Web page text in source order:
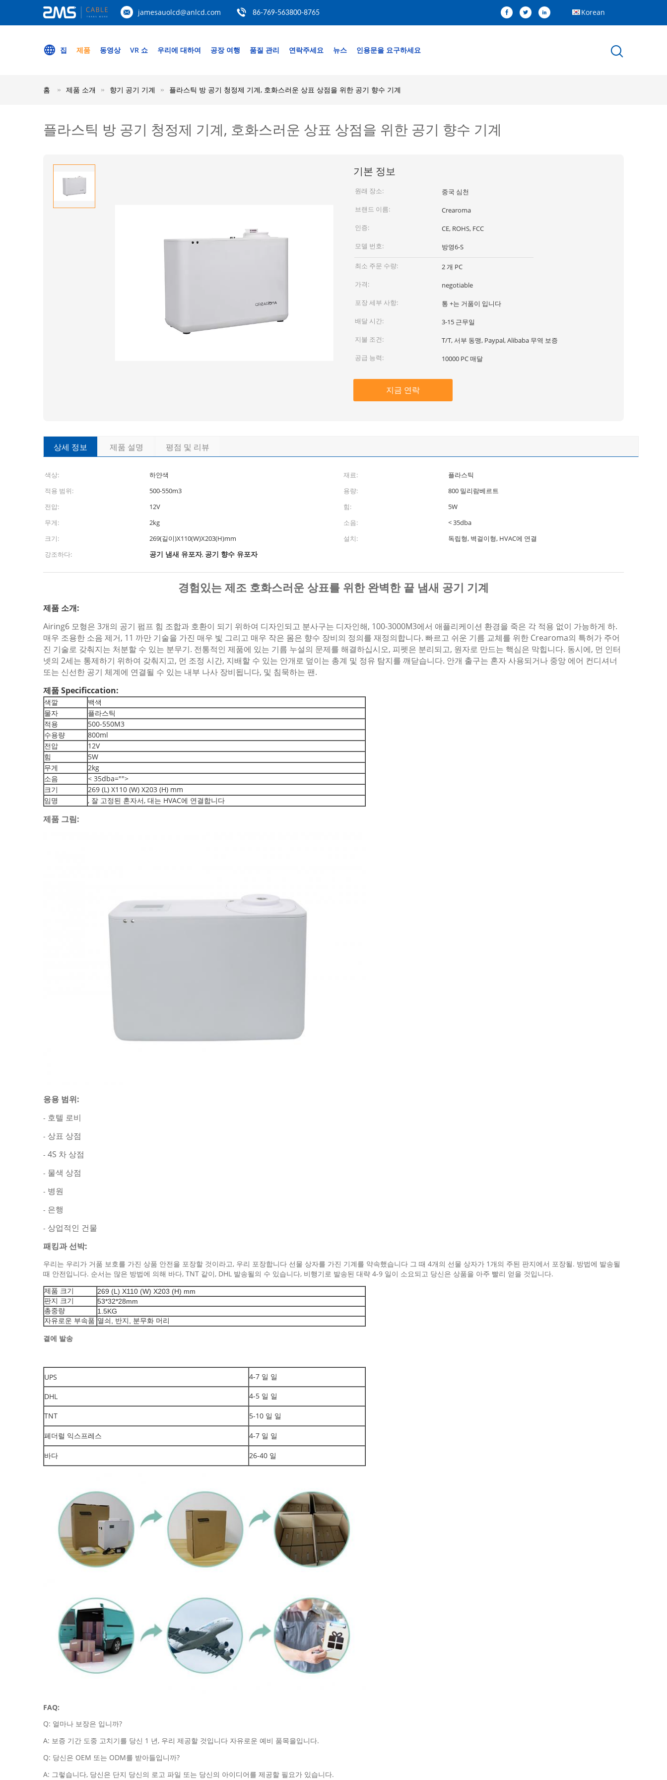
jamesauolcd@anlcd.com 86-769-563800-8765 Korean
집 제품 동영상 VR 쇼 우리에 대하여 공장 여행 품질 관리 연락주세요 뉴스 인용문을 요구하세요
홈 제품 소개 향기 공기 기계 플라스틱 방 공기 청정제 기계, 호화스러운 상표 상점을 위한 공기 향수 기계
플라스틱 방 공기 청정제 기계, 호화스러운 상표 상점을 위한 공기 향수 기계
기본 정보
원래 장소:
중국 심천
브랜드 이름:
Crearoma
인증:
CE, ROHS, FCC
모델 번호:
방영6-S
최소 주문 수량:
2 개 PC
가격:
negotiable
포장 세부 사항:
통 +는 거품이 입니다
배달 시간:
3-15 근무일
지불 조건:
T/T, 서부 동맹, Paypal, Alibaba 무역 보증
공급 능력:
10000 PC 매달
지금 연락
상세 정보 제품 설명 평점 및 리뷰
색상: 하얀색 재료:
플라스틱
적용 범위:
500-550m3 용량:
800 밀리람베르트
전압:
12V 힘:
5W
무게:
2kg 소음:
< 35dba
크기:
269(길이)X110(W)X203(H)mm 설치:
독립형, 벽걸이형, HVAC에 연결
강조하다:
공기 냄새 유포자, 공기 향수 유포자
경험있는 제조 호화스러운 상표를 위한 완벽한 끝 냄새 공기 기계
제품 소개:
Airing6 모형은 3개의 공기 펌프 힘 조합과 호환이 되기 위하여 디자인되고 분사구는 디자인해, 100-3000M3에서 애플리케이션 환경을 죽은 각 적용 없이 가능하게 하.
매우 조용한 소음 제거, 11 까만 기술을 가진 매우 빛 그리고 매우 작은 몸은 향수 장비의 정의를 재정의합니다. 빠르고 쉬운 기름 교체를 위한 Crearoma의 특허가 주어
진 기술로 갖춰지는 처분할 수 있는 분무기. 전통적인 제품에 있는 기름 누설의 문제를 해결하십시오, 피펫은 분리되고, 원자로 만드는 핵심은 막힙니다. 동시에, 먼 인터
넷의 2세는 통제하기 위하여 갖춰지고, 먼 조정 시간, 지배할 수 있는 안개로 덮이는 총계 및 정유 탐지를 깨닫습니다. 안개 출구는 혼자 사용되거나 중앙 에어 컨디셔너
또는 신선한 공기 체계에 연결될 수 있는 내부 나사 장비됩니다, 및 침묵하는 팬.
제품 Specificcation:
색깔
백색
물자
플라스틱
적용
500-550M3
수용량
800ml
전압
12V
힘
5W
무게
2kg
소음
< 35dba="">
크기
269 (L) X110 (W) X203 (H) mm
임명
, 잘 고정된 혼자서, 대는 HVAC에 연결합니다
제품 그림:
응용 범위:
- 호텔 로비
- 상표 상점
- 4S 차 상점
- 물색 상점
- 병원
- 은행
- 상업적인 건물
패킹과 선박:
우리는 우리가 거품 보호를 가진 상품 안전을 포장할 것이라고, 우리 포장합니다 선물 상자를 가진 기계를 약속했습니다 그 때 4개의 선물 상자가 1개의 주된 판지에서 포장될. 방법에 발송될
때 안전입니다. 순서는 많은 방법에 의해 바다, TNT 같이, DHL 발송될의 수 있습니다, 비행기로 발송된 대략 4-9 일이 소요되고 당신은 상품을 아주 빨리 얻을 것입니다.
제품 크기
269 (L) X110 (W) X203 (H) mm
판지 크기
53*32*28mm
총중량
1.5KG
자유로운 부속품 열쇠, 반지, 분무화 머리
곁에 발송
UPS 4-7 일 일
DHL 4-5 일 일
TNT 5-10 일 일
페더럴 익스프레스 4-7 일 일
바다 26-40 일
FAQ:
Q: 얼마나 보장은 입니까?
A: 보증 기간 도중 고치기를 당신 1 년, 우리 제공할 것입니다 자유로운 예비 품목을입니다.
Q: 당신은 OEM 또는 ODM를 받아들입니까?
A: 그렇습니다, 당신은 단지 당신의 로고 파일 또는 당신의 아이디어를 제공할 필요가 있습니다.